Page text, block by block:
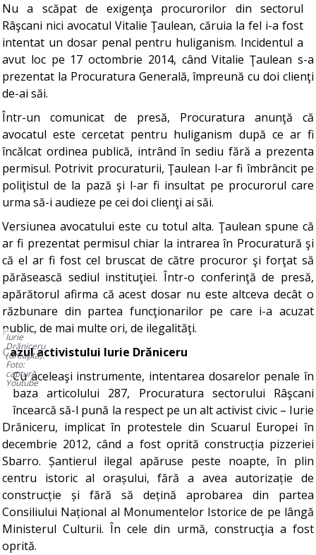
Nu a scăpat de exigenţa procurorilor din sectorul
Râşcani nici avocatul Vitalie Ţaulean, căruia la fel i-a fost
intentat un dosar penal pentru huliganism. Incidentul a
avut loc pe 17 octombrie 2014, când Vitalie Ţaulean s-a
prezentat la Procuratura Generală, împreună cu doi clienţi
de-ai săi.
Într-un comunicat de presă, Procuratura anunţă că
avocatul este cercetat pentru huliganism după ce ar fi
încălcat ordinea publică, intrând în sediu fără a prezenta
permisul. Potrivit procuraturii, Ţaulean l-ar fi îmbrâncit pe
poliţistul de la pază şi l-ar fi insultat pe procurorul care
urma să-i audieze pe cei doi clienţi ai săi.
Versiunea avocatului este cu totul alta. Ţaulean spune că
ar fi prezentat permisul chiar la intrarea în Procuratură şi
că el ar fi fost cel bruscat de către procuror şi forţat să
părăsească sediul instituţiei. Într-o conferinţă de presă,
apărătorul afirma că acest dosar nu este altceva decât o
răzbunare din partea funcţionarilor pe care i-a acuzat
public, de mai multe ori, de ilegalităţi.
Cazul activistului Iurie Drăniceru
Iurie
Drăniceru
(dreapta).
Foto:
captură
Youtube
Cu aceleaşi instrumente, intentarea dosarelor penale în
baza articolului 287, Procuratura sectorului Râşcani
încearcă să-l pună la respect pe un alt activist civic – Iurie
Drăniceru, implicat în protestele din Scuarul Europei în
decembrie 2012, când a fost oprită construcția pizzeriei
Sbarro. Șantierul ilegal apăruse peste noapte, în plin
centru istoric al orașului, fără a avea autorizație de
construcție și fără să dețină aprobarea din partea
Consiliului Național al Monumentelor Istorice de pe lângă
Ministerul Culturii. În cele din urmă, construcţia a fost
oprită.